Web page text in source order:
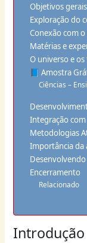
Objetivos
Exploração do
Conexão com
Matérias e
O universo e
📘 Amostra
Ciências –
Integração
Metodologias
Importância da
Encerramento
Relacionado
Introdução